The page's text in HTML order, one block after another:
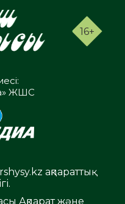
16+
ЖШС
ақпараттық
Ақпарат және